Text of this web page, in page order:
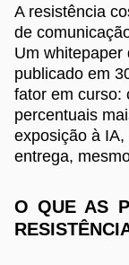
A resistência
de
Um whitepaper
publicado em
fator em curso:
percentuais
exposição à
entrega,
O QUE AS